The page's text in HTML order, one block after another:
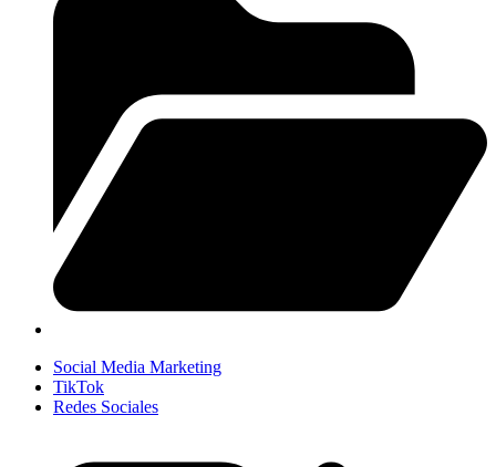
Social Media Marketing
TikTok
Redes Sociales